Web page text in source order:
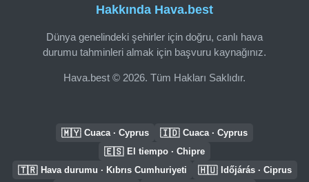
Hakkında Hava.best
Dünya genelindeki şehirler için doğru, canlı hava
durumu tahminleri almak için başvuru kaynağınız.
Hava.best © 2026. Tüm Hakları Saklıdır.
🇲🇾 Cuaca · Cyprus 🇮🇩 Cuaca · Cyprus
🇪🇸 El tiempo · Chipre
🇹🇷 Hava durumu · Kıbrıs Cumhuriyeti 🇭🇺 Időjárás · Ciprus